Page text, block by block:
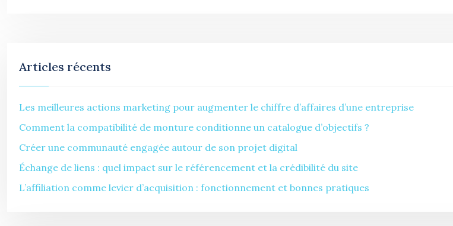
Articles récents
Les meilleures actions marketing pour augmenter le chiffre d’affaires d’une entreprise
Comment la compatibilité de monture conditionne un catalogue d’objectifs ?
Créer une communauté engagée autour de son projet digital
Échange de liens : quel impact sur le référencement et la crédibilité du site
L’affiliation comme levier d’acquisition : fonctionnement et bonnes pratiques